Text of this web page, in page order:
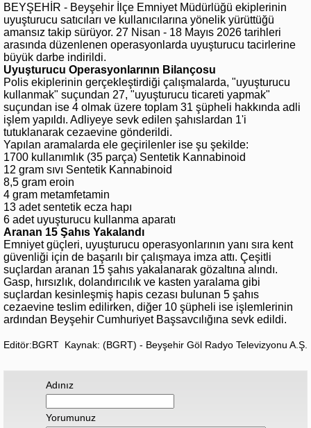
BEYŞEHİR - Beyşehir İlçe Emniyet Müdürlüğü ekiplerinin
uyuşturucu satıcıları ve kullanıcılarına yönelik yürüttüğü
amansız takip sürüyor. 27 Nisan - 18 Mayıs 2026 tarihleri
arasında düzenlenen operasyonlarda uyuşturucu tacirlerine
büyük darbe indirildi.
Uyuşturucu Operasyonlarının Bilançosu
Polis ekiplerinin gerçekleştirdiği çalışmalarda, "uyuşturucu
kullanmak" suçundan 27, "uyuşturucu ticareti yapmak"
suçundan ise 4 olmak üzere toplam 31 şüpheli hakkında adli
işlem yapıldı. Adliyeye sevk edilen şahıslardan 1'i
tutuklanarak cezaevine gönderildi.
Yapılan aramalarda ele geçirilenler ise şu şekilde:
1700 kullanımlık (35 parça) Sentetik Kannabinoid
12 gram sıvı Sentetik Kannabinoid
8,5 gram eroin
4 gram metamfetamin
13 adet sentetik ecza hapı
6 adet uyuşturucu kullanma aparatı
Aranan 15 Şahıs Yakalandı
Emniyet güçleri, uyuşturucu operasyonlarının yanı sıra kent
güvenliği için de başarılı bir çalışmaya imza attı. Çeşitli
suçlardan aranan 15 şahıs yakalanarak gözaltına alındı.
Gasp, hırsızlık, dolandırıcılık ve kasten yaralama gibi
suçlardan kesinleşmiş hapis cezası bulunan 5 şahıs
cezaevine teslim edilirken, diğer 10 şüpheli ise işlemlerinin
ardından Beyşehir Cumhuriyet Başsavcılığına sevk edildi.
Editör:BGRT Kaynak: (BGRT) - Beyşehir Göl Radyo Televizyonu A.Ş.
Adınız
Yorumunuz